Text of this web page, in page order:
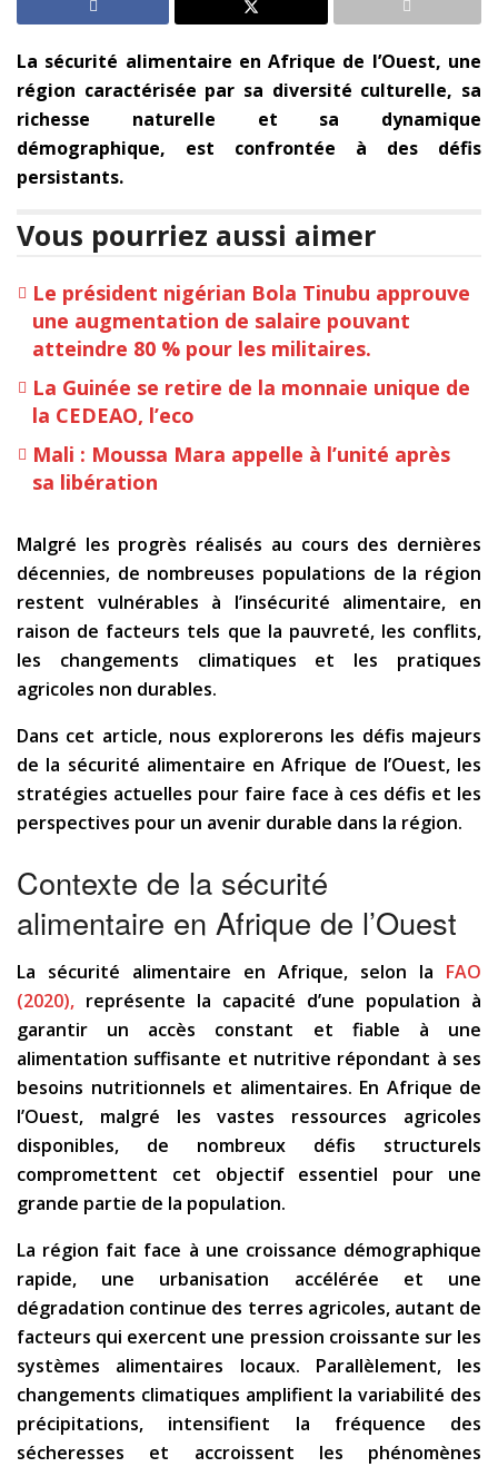
La sécurité alimentaire en Afrique de l’Ouest, une
région caractérisée par sa diversité culturelle, sa
richesse naturelle et sa dynamique
démographique, est confrontée à des défis
persistants.
Vous pourriez aussi aimer
Le président nigérian Bola Tinubu approuve
une augmentation de salaire pouvant
atteindre 80 % pour les militaires.
La Guinée se retire de la monnaie unique de
la CEDEAO, l’eco
Mali : Moussa Mara appelle à l’unité après
sa libération
Malgré les progrès réalisés au cours des dernières
décennies, de nombreuses populations de la région
restent vulnérables à l’insécurité alimentaire, en
raison de facteurs tels que la pauvreté, les conflits,
les changements climatiques et les pratiques
agricoles non durables.
Dans cet article, nous explorerons les défis majeurs
de la sécurité alimentaire en Afrique de l’Ouest, les
stratégies actuelles pour faire face à ces défis et les
perspectives pour un avenir durable dans la région.
Contexte de la sécurité
alimentaire en Afrique de l’Ouest
La sécurité alimentaire en Afrique, selon la FAO
(2020), représente la capacité d’une population à
garantir un accès constant et fiable à une
alimentation suffisante et nutritive répondant à ses
besoins nutritionnels et alimentaires. En Afrique de
l’Ouest, malgré les vastes ressources agricoles
disponibles, de nombreux défis structurels
compromettent cet objectif essentiel pour une
grande partie de la population.
La région fait face à une croissance démographique
rapide, une urbanisation accélérée et une
dégradation continue des terres agricoles, autant de
facteurs qui exercent une pression croissante sur les
systèmes alimentaires locaux. Parallèlement, les
changements climatiques amplifient la variabilité des
précipitations, intensifient la fréquence des
sécheresses et accroissent les phénomènes